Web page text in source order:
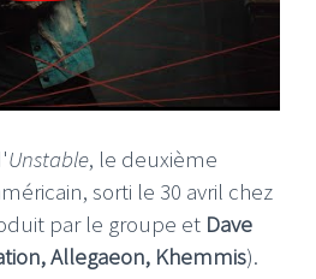
Unstable, le deuxième
sorti le 30 avril chez
par le groupe et Dave
Allegaeon, Khemmis).